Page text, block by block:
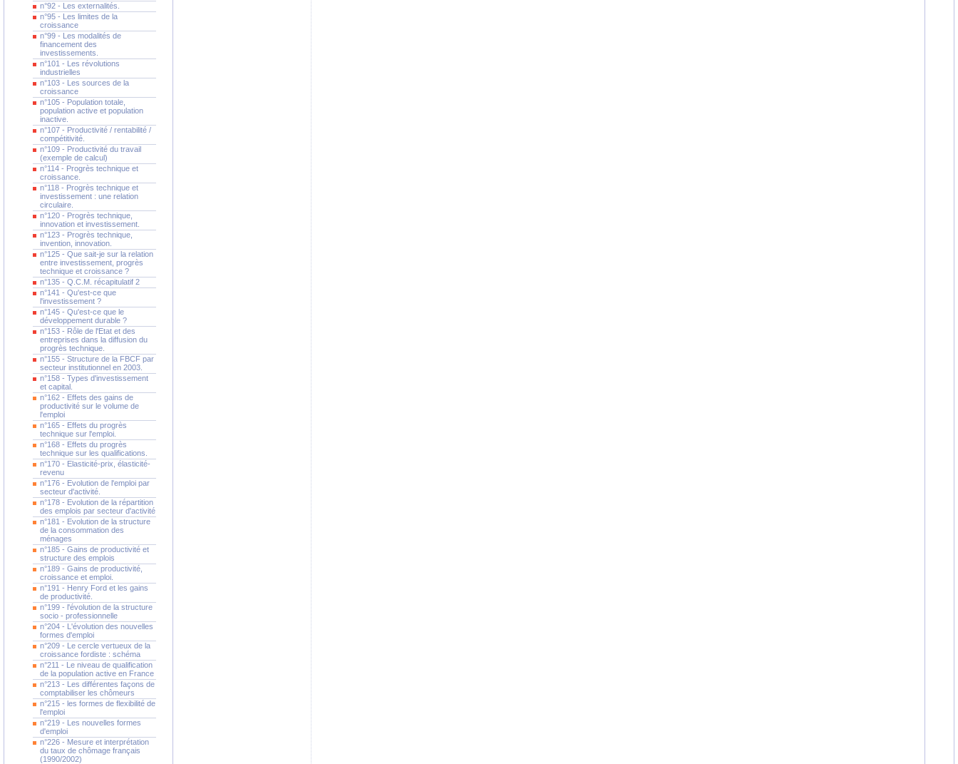
n°92 - Les externalités.
n°95 - Les limites de la
croissance
n°99 - Les modalités de
financement des
investissements.
n°101 - Les révolutions
industrielles
n°103 - Les sources de la
croissance
n°105 - Population totale,
population active et population
inactive.
n°107 - Productivité / rentabilité /
compétitivité.
n°109 - Productivité du travail
(exemple de calcul)
n°114 - Progrès technique et
croissance.
n°118 - Progrès technique et
investissement : une relation
circulaire.
n°120 - Progrès technique,
innovation et investissement.
n°123 - Progrès technique,
invention, innovation.
n°125 - Que sait-je sur la relation
entre investissement, progrès
technique et croissance ?
n°135 - Q.C.M. récapitulatif 2
n°141 - Qu'est-ce que
l'investissement ?
n°145 - Qu'est-ce que le
développement durable ?
n°153 - Rôle de l'Etat et des
entreprises dans la diffusion du
progrès technique.
n°155 - Structure de la FBCF par
secteur institutionnel en 2003.
n°158 - Types d'investissement
et capital.
n°162 - Effets des gains de
productivité sur le volume de
l'emploi
n°165 - Effets du progrès
technique sur l'emploi.
n°168 - Effets du progrès
technique sur les qualifications.
n°170 - Elasticité-prix, élasticité-
revenu
n°176 - Evolution de l'emploi par
secteur d'activité.
n°178 - Evolution de la répartition
des emplois par secteur d'activité
n°181 - Evolution de la structure
de la consommation des
ménages
n°185 - Gains de productivité et
structure des emplois
n°189 - Gains de productivité,
croissance et emploi.
n°191 - Henry Ford et les gains
de productivité.
n°199 - l'évolution de la structure
socio - professionnelle
n°204 - L'évolution des nouvelles
formes d'emploi
n°209 - Le cercle vertueux de la
croissance fordiste : schéma
n°211 - Le niveau de qualification
de la population active en France
n°213 - Les différentes façons de
comptabiliser les chômeurs
n°215 - les formes de flexibilité de
l'emploi
n°219 - Les nouvelles formes
d'emploi
n°226 - Mesure et interprétation
du taux de chômage français
(1990/2002)